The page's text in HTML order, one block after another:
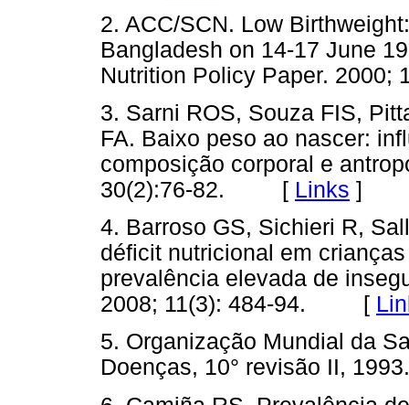
2. ACC/SCN. Low
Bangladesh on 14-17 June
Nutrition Policy Paper.
3. Sarni ROS, Souza FIS,
FA. Baixo peso ao nascer:
composição corporal e
30(2):76-82. [ Links ]
4. Barroso GS, Sichieri R,
déficit nutricional em
prevalência elevada de
2008; 11(3): 484-94. [
5. Organização Mundial da
Doenças, 10° revisão II,